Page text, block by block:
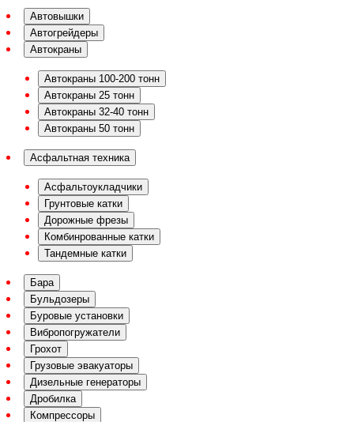
Автовышки
Автогрейдеры
Автокраны
Автокраны 100-200 тонн
Автокраны 25 тонн
Автокраны 32-40 тонн
Автокраны 50 тонн
Асфальтная техника
Асфальтоукладчики
Грунтовые катки
Дорожные фрезы
Комбинрованные катки
Тандемные катки
Бара
Бульдозеры
Буровые установки
Вибропогружатели
Грохот
Грузовые эвакуаторы
Дизельные генераторы
Дробилка
Компрессоры